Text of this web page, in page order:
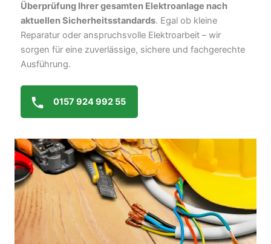
Überprüfung Ihrer gesamten Elektroanlage nach
aktuellen Sicherheitsstandards. Egal ob kleine
Reparatur oder anspruchsvolle Elektroarbeit – wir
sorgen für eine zuverlässige, sichere und fachgerechte
Ausführung.
0157 924 992 55